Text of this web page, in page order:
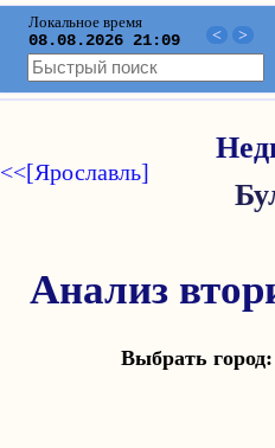
Локальное время
08.08.2026 21:09 < >
<<[Ярославль]
Анализ
Выбрать